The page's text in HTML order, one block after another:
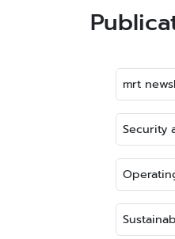
mrt
Security